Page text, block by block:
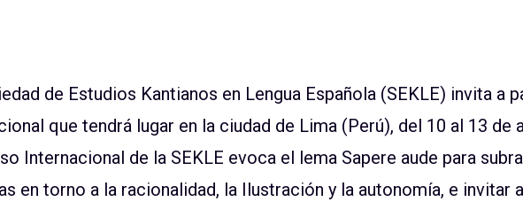
de Estudios Kantianos en Lengua Española (SEKLE) invita a
que tendrá lugar en la ciudad de Lima (Perú), del 10 al 13 de
Internacional de la SEKLE evoca el lema Sapere aude para
en torno a la racionalidad, la Ilustración y la autonomía, e invitar